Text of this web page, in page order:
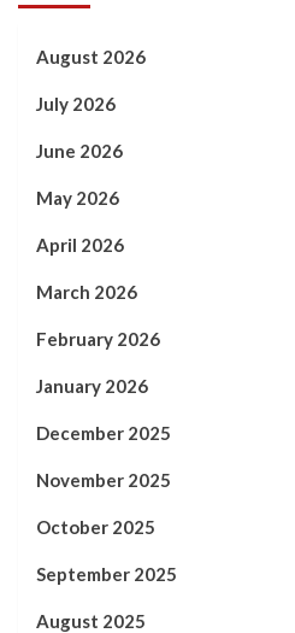
August 2026
July 2026
June 2026
May 2026
April 2026
March 2026
February 2026
January 2026
December 2025
November 2025
October 2025
September 2025
August 2025